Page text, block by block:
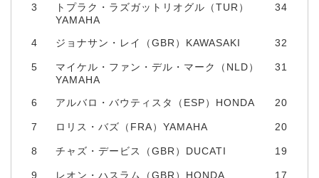
3
トプラク・ラズガットリオグル（TUR）
YAMAHA
34
4 ジョナサン・レイ（GBR）KAWASAKI 32
5
マイケル・ファン・デル・マーク（NLD）
YAMAHA
31
6 アルバロ・バウティスタ（ESP）HONDA 20
7 ロリス・バズ（FRA）YAMAHA 20
8 チャズ・デービス（GBR）DUCATI 19
9 レオン・ハスラム（GBR）HONDA 17